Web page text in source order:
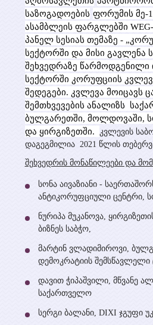
საქმიანობა
თანამშრომლები
პარტნიორები და
პუბლიკაციები
კვლევის ანგარიშები
სხვადასხვა პუბლიკაცია
პრეზენტაციები
პროექტები
მიმდინარე
დასრულებული
მედია
ვიდეო გალერეა
WEG მედიაში
ღონისძიებები
საზოგადოების ფორუმის მე-
ასამბლეის ფარგლებში WEG-
პანელ სესიას თემაზე -
სექტორში და მისი გავლენა
შეხვედრაზე წარმოდგენილი
სექტორში კორუფციის
შედეგები. კვლევა მოიცავს
შემთხვევების ანალიზს
ბულგარეთში, მოლდოვაში,
და ყირგიზეთში. კვლევის
დაგეგმილია 2021 წლის
შეხვედრის მონაწილეები და
სონა აივაზიანი -
ანტიკორუფციული ცენტრი,
ნურიპა მუკანოვა,
ბიზნეს საბჭო,
მარტინ ვლადიმიროვი,
დემოკრატიის შემსწავლელი
დავით ჭიპაშვილი, მწვანე
საქართველო
სერგი ბალანი, DIXI ჯგუფი